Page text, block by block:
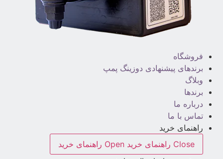
فروشگاه
برندهای پیشنهادی دوزینگ پمپ
وبلاگ
برندها
درباره ما
تماس با ما
راهنمای خرید
Close راهنمای خرید
Open راهنمای خرید